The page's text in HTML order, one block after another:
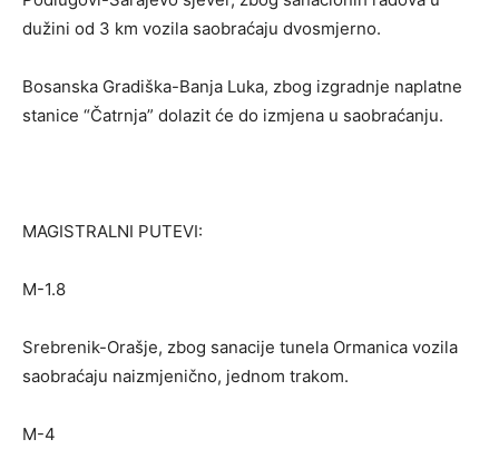
dužini od 3 km vozila saobraćaju dvosmjerno.
Bosanska Gradiška-Banja Luka, zbog izgradnje naplatne
stanice “Čatrnja” dolazit će do izmjena u saobraćanju.
MAGISTRALNI PUTEVI:
M-1.8
Srebrenik-Orašje, zbog sanacije tunela Ormanica vozila
saobraćaju naizmjenično, jednom trakom.
M-4